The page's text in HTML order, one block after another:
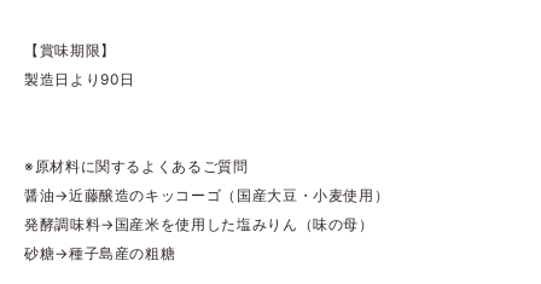
【賞味期限】
製造日より90日
※原材料に関するよくあるご質問
醤油→近藤醸造のキッコーゴ（国産大豆・小麦使用）
発酵調味料→国産米を使用した塩みりん（味の母）
砂糖→種子島産の粗糖